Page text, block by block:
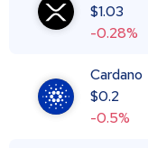
$1.03
-0.28%
Cardano
$0.2
-0.5%